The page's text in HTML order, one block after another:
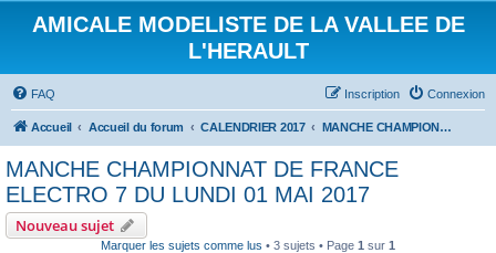
AMICALE MODELISTE DE LA VALLEE DE
L'HERAULT
FAQ Connexion
Inscription
Accueil Accueil du forum CALENDRIER 2017 MANCHE CHAMPIONNAT DE FRANCE ELECTRO 7 DU LUNDI 01 MAI 2017
MANCHE CHAMPIONNAT DE FRANCE
ELECTRO 7 DU LUNDI 01 MAI 2017
Nouveau sujet
Marquer les sujets comme lus • 3 sujets • Page 1 sur 1